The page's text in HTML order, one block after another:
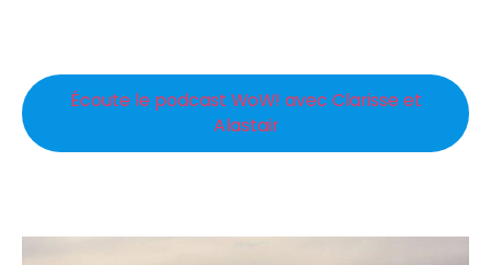
Écoute le podcast WoW! avec Clarisse et
Alastair